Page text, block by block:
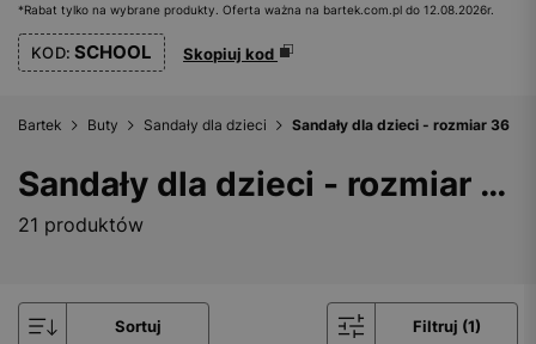
*Rabat tylko na wybrane produkty. Oferta ważna na bartek.com.pl do 12.08.2026r.
KOD: SCHOOL Skopiuj kod
Bartek Buty Sandały dla dzieci Sandały dla dzieci - rozmiar 36
Sandały dla dzieci - rozmiar 36
21 produktów
Sortuj Filtruj (1)